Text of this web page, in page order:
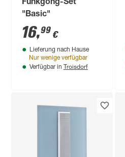
Funkgong-Set
"Basic"
16,99 €
Lieferung nach Hause
Nur wenige verfügbar
Verfügbar in Troisdorf